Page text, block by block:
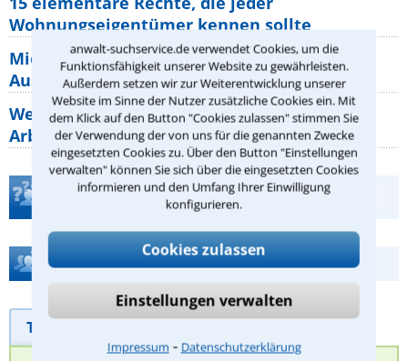
anwalt-suchservice.de verwendet Cookies, um die
Funktionsfähigkeit unserer Website zu gewährleisten.
Außerdem setzen wir zur Weiterentwicklung unserer
Website im Sinne der Nutzer zusätzliche Cookies ein. Mit
dem Klick auf den Button "Cookies zulassen" stimmen Sie
der Verwendung der von uns für die genannten Zwecke
eingesetzten Cookies zu. Über den Button "Einstellungen
verwalten" können Sie sich über die eingesetzten Cookies
informieren und den Umfang Ihrer Einwilligung
konfigurieren.
Cookies zulassen
Einstellungen verwalten
Impressum ⁃ Datenschutzerklärung
Wohnungseigentümer kennen sollte
Mietpreisbremse 2026: Alle Regeln,
Ausnahmen und Rechte für Mieter
Welche Regeln für Teilnahme, Urlaub,
Arbeitszeit gelten beim
Teste Dein Rechtswissen
Hilfe bei Ihrer Anwaltsuche?
Telefonhilfe